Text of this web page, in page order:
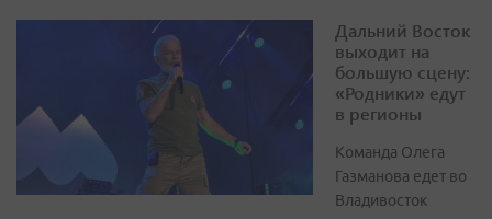
Дальний Восток
выходит на
большую сцену:
«Родники» едут
в регионы
Команда Олега
Газманова едет во
Владивосток